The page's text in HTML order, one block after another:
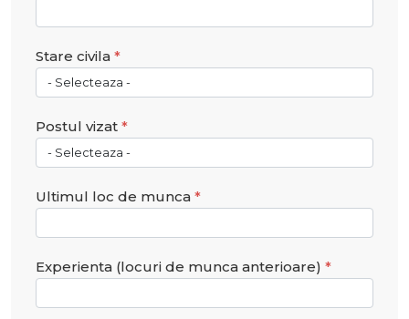
Stare civila
Postul vizat
Ultimul loc de munca
Experienta (locuri de munca anterioare)